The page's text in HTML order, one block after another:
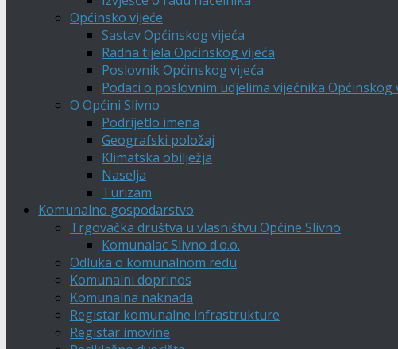
Općinsko vijeće
Sastav Općinskog vijeća
Radna tijela Općinskog vijeća
Poslovnik Općinskog vijeća
Podaci o poslovnim udjelima vijećnika Općinskog
O Općini Slivno
Podrijetlo imena
Geografski položaj
Klimatska obilježja
Naselja
Turizam
Komunalno gospodarstvo
Trgovačka društva u vlasništvu Općine Slivno
Komunalac Slivno d.o.o.
Odluka o komunalnom redu
Komunalni doprinos
Komunalna naknada
Registar komunalne infrastrukture
Registar imovine